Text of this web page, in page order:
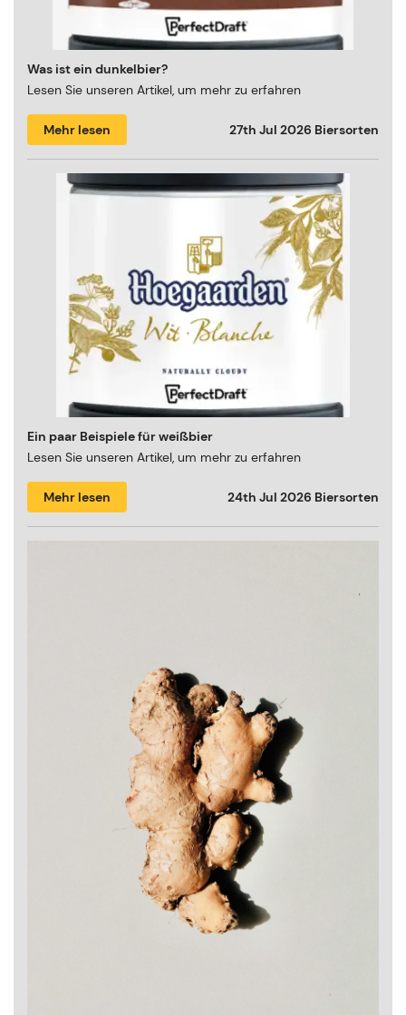
Was ist ein dunkelbier?
Lesen Sie unseren Artikel, um mehr zu erfahren
Mehr lesen 27th Jul 2026 Biersorten
Ein paar Beispiele für weißbier
Lesen Sie unseren Artikel, um mehr zu erfahren
Mehr lesen 24th Jul 2026 Biersorten